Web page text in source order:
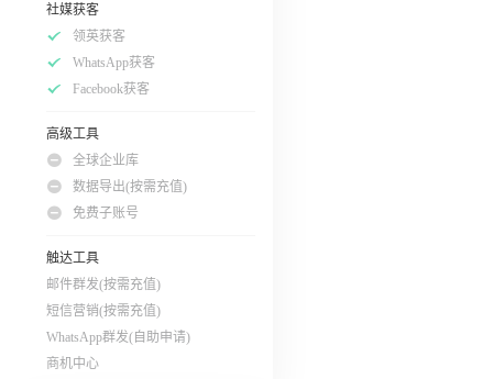
社媒获客
领英获客
WhatsApp获客
Facebook获客
高级工具
全球企业库
数据导出(按需充值)
免费子账号
触达工具
邮件群发(按需充值)
短信营销(按需充值)
WhatsApp群发(自助申请)
商机中心